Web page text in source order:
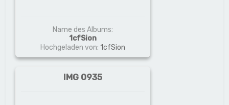
Name des Albums:
1cfSion
Hochgeladen von:1cfSion
IMG 0935